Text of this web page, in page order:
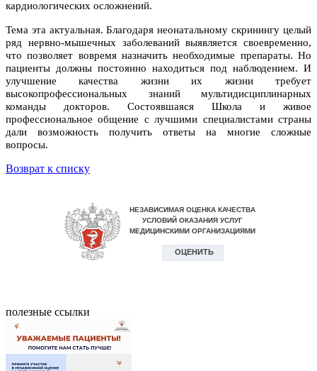
кардиологических осложнений.
Тема эта актуальная. Благодаря неонатальному скринингу целый
ряд нервно-мышечных заболеваний выявляется своевременно,
что позволяет вовремя назначить необходимые препараты. Но
пациенты должны постоянно находиться под наблюдением. И
улучшение качества жизни их жизни требует
высокопрофессиональных знаний мультидисциплинарных
команды докторов. Состоявшаяся Школа и живое
профессиональное общение с лучшими специалистами страны
дали возможность получить ответы на многие сложные
вопросы.
Возврат к списку
полезные ссылки